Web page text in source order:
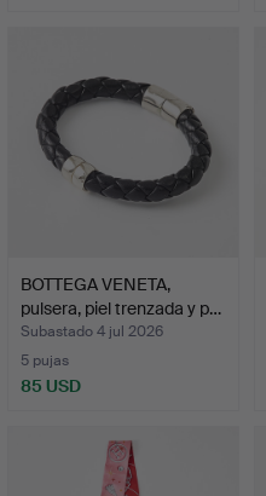
BOTTEGA VENETA,
pulsera, piel trenzada y p…
Subastado 4 jul 2026
5 pujas
85 USD